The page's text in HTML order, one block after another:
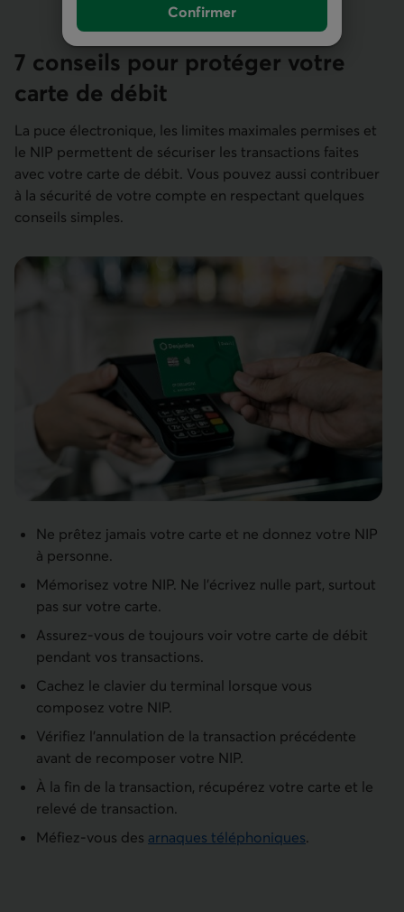
Confirmer
7 conseils pour protéger votre
carte de débit
La puce électronique, les limites maximales permises et
le NIP permettent de sécuriser les transactions faites
avec votre carte de débit. Vous pouvez aussi contribuer
à la sécurité de votre compte en respectant quelques
conseils simples.
Ne prêtez jamais votre carte et ne donnez votre NIP
à personne.
Mémorisez votre NIP. Ne l'écrivez nulle part, surtout
pas sur votre carte.
Assurez-vous de toujours voir votre carte de débit
pendant vos transactions.
Cachez le clavier du terminal lorsque vous
composez votre NIP.
Vérifiez l'annulation de la transaction précédente
avant de recomposer votre NIP.
À la fin de la transaction, récupérez votre carte et le
relevé de transaction.
Méfiez-vous des arnaques téléphoniques.